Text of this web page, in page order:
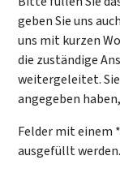
geben Sie uns
uns mit kurzen
die zuständige
weitergeleitet.
angegeben
Felder mit einem
ausgefüllt werden.